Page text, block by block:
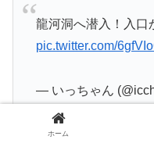
龍河洞へ潜入！入口
pic.twitter.com/
— いっちゃん
ホーム